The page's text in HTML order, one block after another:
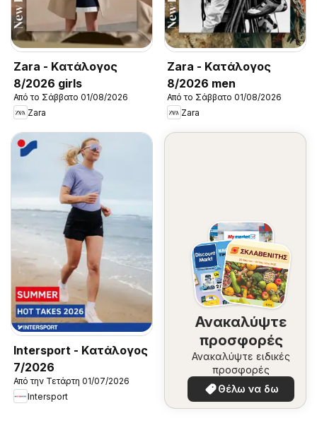
Zara - Kατάλογος
8/2026 girls
Από το Σάββατο 01/08/2026
Zara
Zara - Kατάλογος
8/2026 men
Από το Σάββατο 01/08/2026
Zara
Intersport - Kατάλογος
7/2026
Από την Τετάρτη 01/07/2026
Intersport
Ανακαλύψτε
προσφορές
Ανακαλύψτε ειδικές
προσφορές
Θέλω να δω